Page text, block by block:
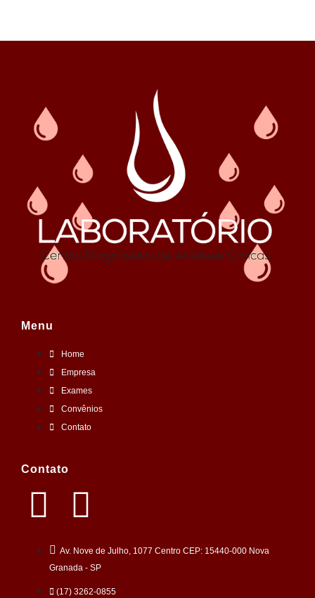
Menu
Home
Empresa
Exames
Convênios
Contato
Contato
Av. Nove de Julho, 1077 Centro CEP: 15440-000 Nova
Granada - SP
(17) 3262-0855